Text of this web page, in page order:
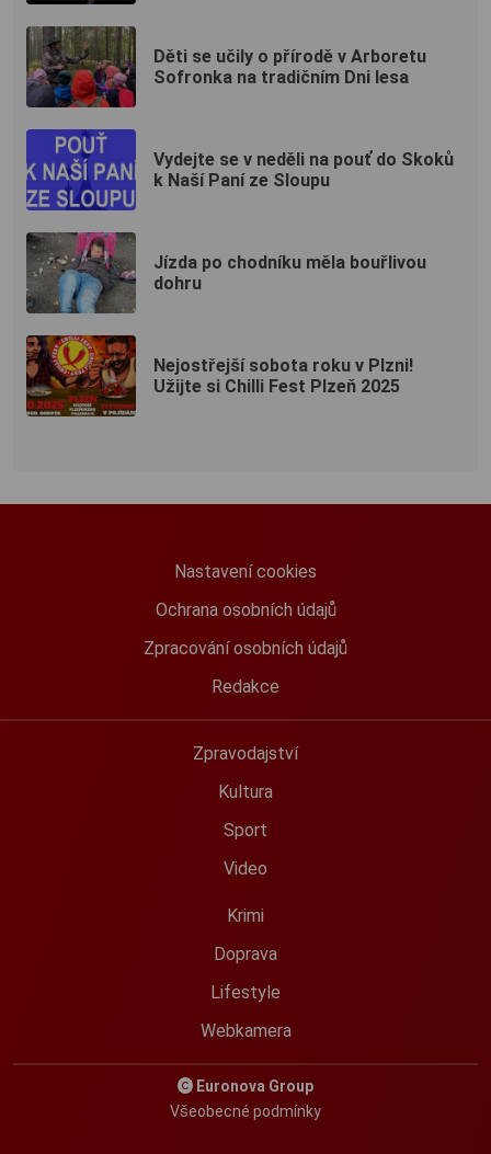
Děti se učily o přírodě v Arboretu
Sofronka na tradičním Dni lesa
Vydejte se v neděli na pouť do Skoků
k Naší Paní ze Sloupu
Jízda po chodníku měla bouřlivou
dohru
Nejostřejší sobota roku v Plzni!
Užijte si Chilli Fest Plzeň 2025
Nastavení cookies
Ochrana osobních údajů
Zpracování osobních údajů
Redakce
Zpravodajství
Kultura
Sport
Video
Krimi
Doprava
Lifestyle
Webkamera
Euronova Group
Všeobecné podmínky